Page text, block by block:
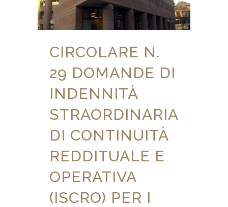
CIRCOLARE N.
29 DOMANDE DI
INDENNITÀ
STRAORDINARIA
DI CONTINUITÀ
REDDITUALE E
OPERATIVA
(ISCRO) PER I